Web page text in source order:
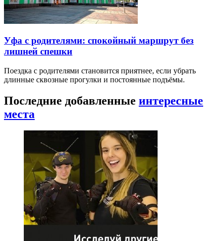
Уфа с родителями: спокойный маршрут без
лишней спешки
Поездка с родителями становится приятнее, если убрать
длинные сквозные прогулки и постоянные подъёмы.
Последние добавленные интересные
места